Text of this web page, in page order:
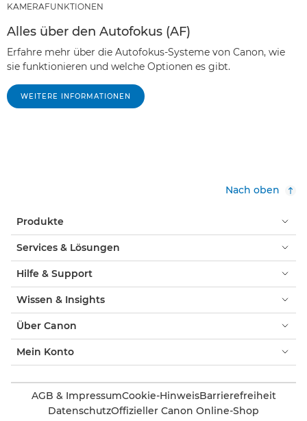
KAMERAFUNKTIONEN
Alles über den Autofokus (AF)
Erfahre mehr über die Autofokus-Systeme von Canon, wie
sie funktionieren und welche Optionen es gibt.
WEITERE INFORMATIONEN
Nach oben
Produkte
Services & Lösungen
Hilfe & Support
Wissen & Insights
Über Canon
Mein Konto
AGB & ImpressumCookie-HinweisBarrierefreiheit
DatenschutzOffizieller Canon Online-Shop